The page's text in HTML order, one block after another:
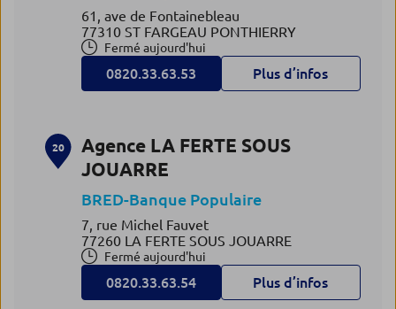
61, ave de Fontainebleau
77310 ST FARGEAU PONTHIERRY
Fermé aujourd'hui
0820.33.63.53 Plus d’infos
20
Agence LA FERTE SOUS
JOUARRE
BRED-Banque Populaire
7, rue Michel Fauvet
77260 LA FERTE SOUS JOUARRE
Fermé aujourd'hui
0820.33.63.54 Plus d’infos